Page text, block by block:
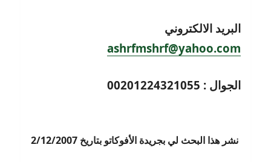
البريد الالكتروني
ashrfmshrf@yahoo.com
الجوال : 00201224321055
نشر هذا البحث لي بجريدة الأفوكاتو بتاريخ 2/12/2007